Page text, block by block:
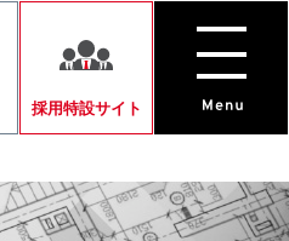
採用特設サイト